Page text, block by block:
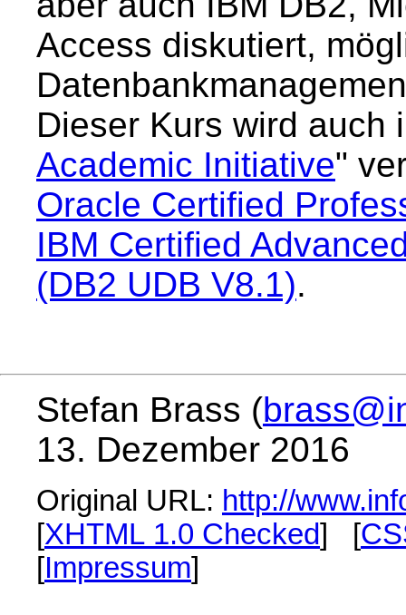
Access diskutiert,
Dieser Kurs wird auch
Academic Initiative"
Oracle Certified
IBM Certified
(DB2 UDB V8.1).
Stefan Brass (
13. Dezember 2016
Original URL: http://
[XHTML 1.0 Checked] [
[Impressum]